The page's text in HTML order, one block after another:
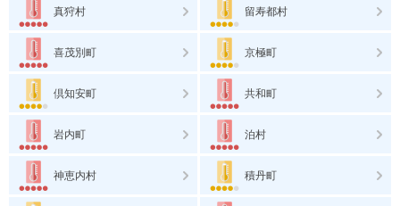
真狩村 留寿都村
喜茂別町 京極町
倶知安町 共和町
岩内町 泊村
神恵内村 積丹町